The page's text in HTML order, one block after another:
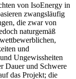
von IsoEnergy in
zwangsläufig
die zwar von
naturgemäß
und
Ungewissheiten
Dauer und Schwere
das Projekt; die